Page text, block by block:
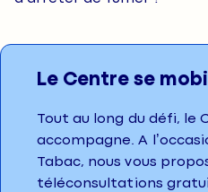
Le Centre se
Tout au long du défi, le
accompagne. A
Tabac, nous vous
téléconsultations